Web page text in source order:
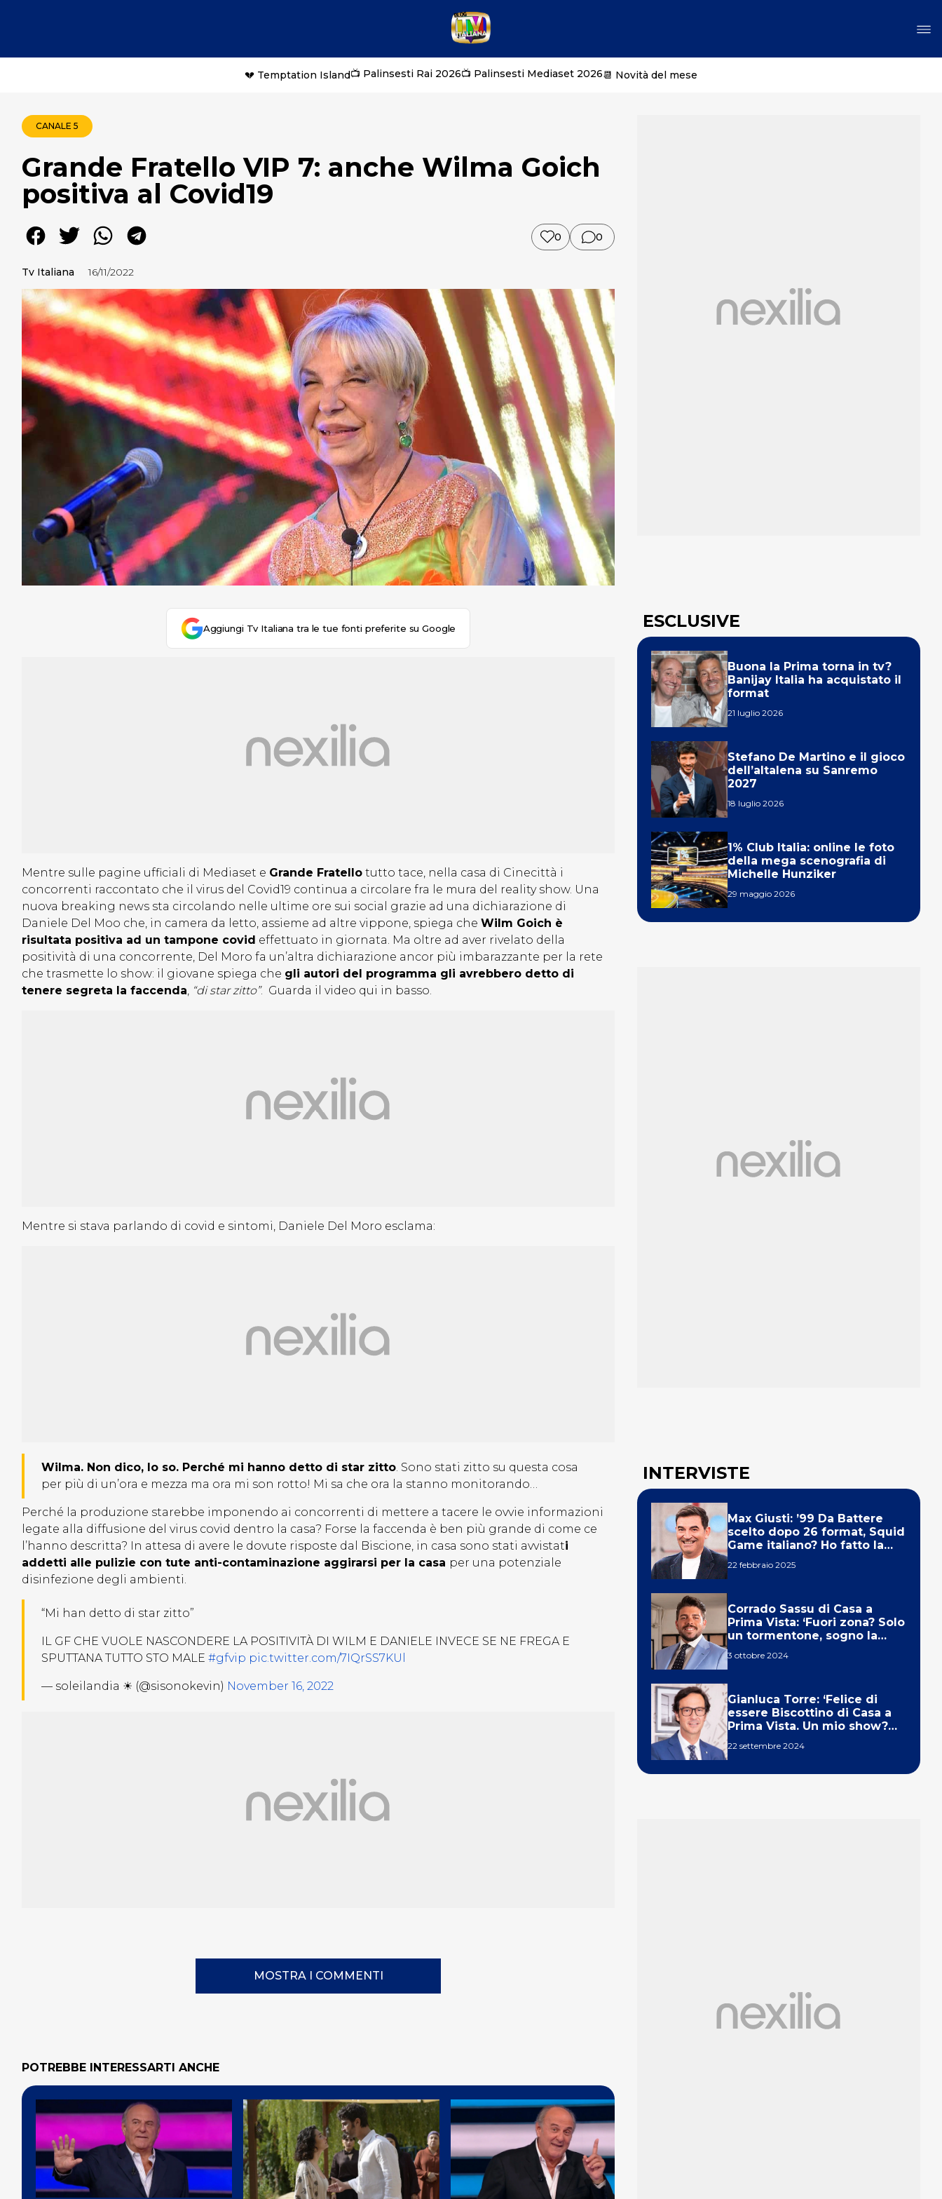
💔 Temptation Island📺 Palinsesti Rai 2026📺 Palinsesti Mediaset 2026📆 Novità del mese
CANALE 5
Grande Fratello VIP 7: anche Wilma Goich
positiva al Covid19
0 0
Tv Italiana 16/11/2022
Aggiungi Tv Italiana tra le tue fonti preferite su Google
Mentre sulle pagine ufficiali di Mediaset e Grande Fratello tutto tace, nella casa di Cinecittà i
concorrenti raccontato che il virus del Covid19 continua a circolare fra le mura del reality show. Una
nuova breaking news sta circolando nelle ultime ore sui social grazie ad una dichiarazione di
Daniele Del Moo che, in camera da letto, assieme ad altre vippone, spiega che Wilm Goich è
risultata positiva ad un tampone covid effettuato in giornata. Ma oltre ad aver rivelato della
positività di una concorrente, Del Moro fa un’altra dichiarazione ancor più imbarazzante per la rete
che trasmette lo show: il giovane spiega che gli autori del programma gli avrebbero detto di
tenere segreta la faccenda, “di star zitto”. Guarda il video qui in basso.
Mentre si stava parlando di covid e sintomi, Daniele Del Moro esclama:
Wilma. Non dico, lo so. Perché mi hanno detto di star zitto. Sono stati zitto su questa cosa
per più di un’ora e mezza ma ora mi son rotto! Mi sa che ora la stanno monitorando…
Perché la produzione starebbe imponendo ai concorrenti di mettere a tacere le ovvie informazioni
legate alla diffusione del virus covid dentro la casa? Forse la faccenda è ben più grande di come ce
l’hanno descritta? In attesa di avere le dovute risposte dal Biscione, in casa sono stati avvistati
addetti alle pulizie con tute anti-contaminazione aggirarsi per la casa per una potenziale
disinfezione degli ambienti.
“Mi han detto di star zitto”
IL GF CHE VUOLE NASCONDERE LA POSITIVITÀ DI WILM E DANIELE INVECE SE NE FREGA E
SPUTTANA TUTTO STO MALE #gfvip pic.twitter.com/7IQrSS7KUl
— soleilandia ☀ (@sisonokevin) November 16, 2022
MOSTRA I COMMENTI
POTREBBE INTERESSARTI ANCHE
ESCLUSIVE
Buona la Prima torna in tv?
Banijay Italia ha acquistato il
format
21 luglio 2026
Stefano De Martino e il gioco
dell’altalena su Sanremo
2027
18 luglio 2026
1% Club Italia: online le foto
della mega scenografia di
Michelle Hunziker
29 maggio 2026
INTERVISTE
Max Giusti: ’99 Da Battere
scelto dopo 26 format, Squid
Game italiano? Ho fatto la
22 febbraio 2025
Corrado Sassu di Casa a
Prima Vista: ‘Fuori zona? Solo
un tormentone, sogno la
3 ottobre 2024
Gianluca Torre: ‘Felice di
essere Biscottino di Casa a
Prima Vista. Un mio show?
22 settembre 2024